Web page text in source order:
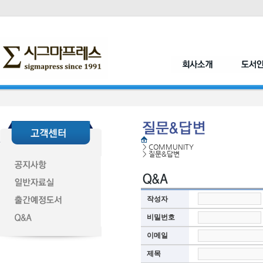
> COMMUNITY
> 질문&답변
작성자
비밀번호
이메일
제목